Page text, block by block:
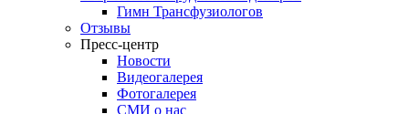
Гимн Трансфузиологов
Отзывы
Пресс-центр
Новости
Видеогалерея
Фотогалерея
СМИ о нас